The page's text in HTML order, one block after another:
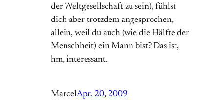
der Weltgesellschaft zu sein), fühlst
dich aber trotzdem angesprochen,
allein, weil du auch (wie die Hälfte der
Menschheit) ein Mann bist? Das ist,
hm, interessant.
MarcelApr. 20, 2009